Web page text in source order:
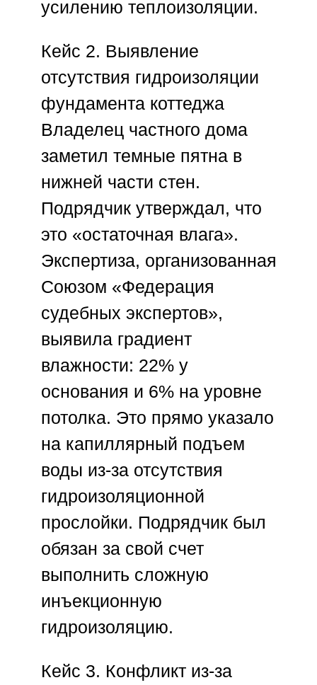
усилению теплоизоляции.
Кейс 2. Выявление
отсутствия гидроизоляции
фундамента коттеджа
Владелец частного дома
заметил темные пятна в
нижней части стен.
Подрядчик утверждал, что
это «остаточная влага».
Экспертиза, организованная
Союзом «Федерация
судебных экспертов»,
выявила градиент
влажности: 22% у
основания и 6% на уровне
потолка. Это прямо указало
на капиллярный подъем
воды из-за отсутствия
гидроизоляционной
прослойки. Подрядчик был
обязан за свой счет
выполнить сложную
инъекционную
гидроизоляцию.
Кейс 3. Конфликт из-за